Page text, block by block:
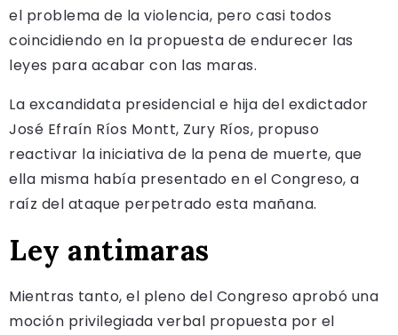
el problema de la violencia, pero casi todos
coincidiendo en la propuesta de endurecer las
leyes para acabar con las maras.
La excandidata presidencial e hija del exdictador
José Efraín Ríos Montt, Zury Ríos, propuso
reactivar la iniciativa de la pena de muerte, que
ella misma había presentado en el Congreso, a
raíz del ataque perpetrado esta mañana.
Ley antimaras
Mientras tanto, el pleno del Congreso aprobó una
moción privilegiada verbal propuesta por el